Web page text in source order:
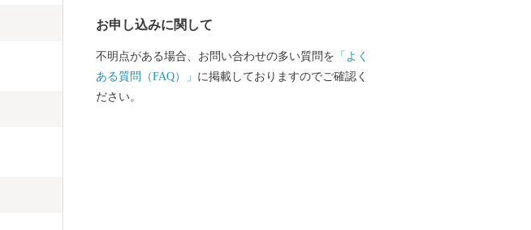
ら多くの人が訪れます。 鹿児島空港があるまち霧島
市には、飛行機を利用すると東京から約1時間35分、大
阪なら約1時間10分で来ることができます。遠いようで
お申し込みに関して
不明点がある場合、お問い合わせの多い質問を 「よく
ある質問（FAQ）」 に掲載しておりますのでご確認く
ださい。